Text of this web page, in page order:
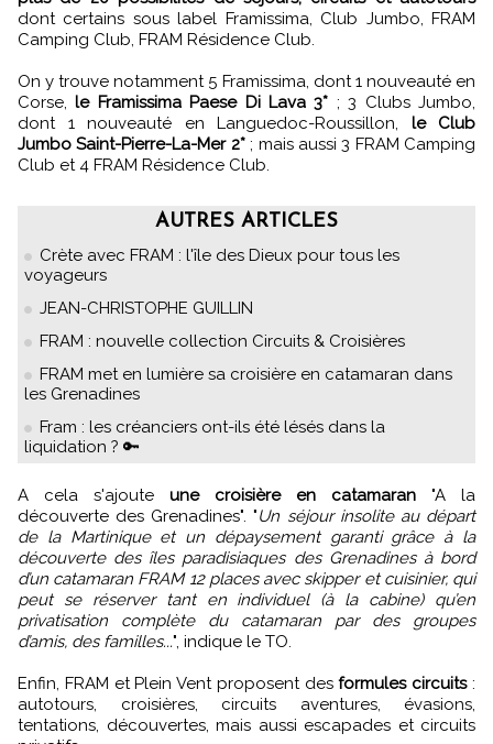
dont certains sous label Framissima, Club Jumbo, FRAM
Camping Club, FRAM Résidence Club.
On y trouve notamment 5 Framissima, dont 1 nouveauté en
Corse,le Framissima Paese Di Lava 3* ; 3 Clubs Jumbo,
dont 1 nouveauté en Languedoc-Roussillon, le Club
Jumbo Saint-Pierre-La-Mer 2*; mais aussi 3 FRAM Camping
Club et 4 FRAM Résidence Club.
AUTRES ARTICLES
Crète avec FRAM : l'île des Dieux pour tous les
voyageurs
JEAN-CHRISTOPHE GUILLIN
FRAM : nouvelle collection Circuits & Croisières
FRAM met en lumière sa croisière en catamaran dans
les Grenadines
Fram : les créanciers ont-ils été lésés dans la
liquidation ? 🔑
A cela s'ajoute une croisière en catamaran "A la
découverte des Grenadines". "Un séjour insolite au départ
de la Martinique et un dépaysement garanti grâce à la
découverte des îles paradisiaques des Grenadines à bord
d’un catamaran FRAM 12 places avec skipper et cuisinier, qui
peut se réserver tant en individuel (à la cabine) qu’en
privatisation complète du catamaran par des groupes
d’amis, des familles...", indique le TO.
Enfin, FRAM et Plein Vent proposent desformules circuits:
autotours, croisières, circuits aventures, évasions,
tentations, découvertes, mais aussi escapades et circuits